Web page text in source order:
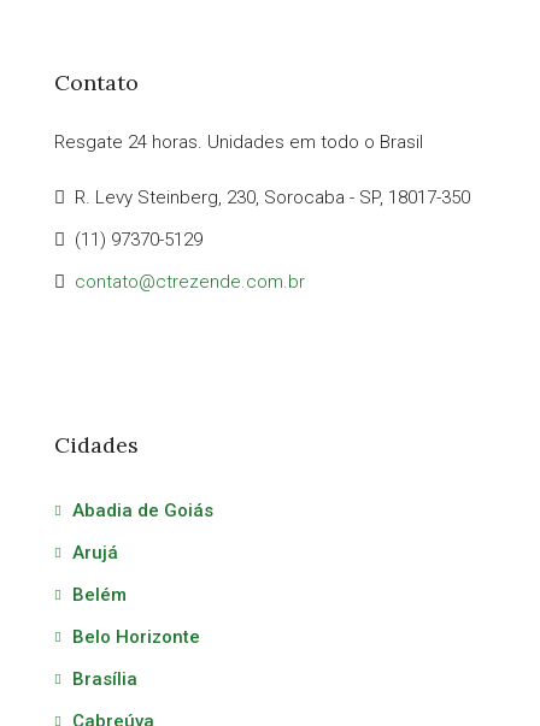
Contato
Resgate 24 horas. Unidades em todo o Brasil
R. Levy Steinberg, 230, Sorocaba - SP, 18017-350
(11) 97370-5129
contato@ctrezende.com.br
Cidades
Abadia de Goiás
Arujá
Belém
Belo Horizonte
Brasília
Cabreúva